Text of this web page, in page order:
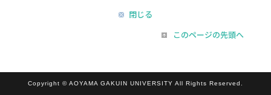
閉じる
このページの先頭へ
Copyright © AOYAMA GAKUIN UNIVERSITY All Rights Reserved.